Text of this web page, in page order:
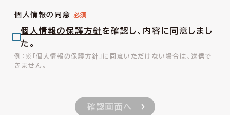
個人情報の同意
個人情報の保護方針を確認し、内容に同意しまし
た。
※「個人情報の保護方針」に同意いただけない場合は、送信で
きません。